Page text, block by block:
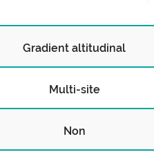
Gradient altitudinal
Multi-site
Non